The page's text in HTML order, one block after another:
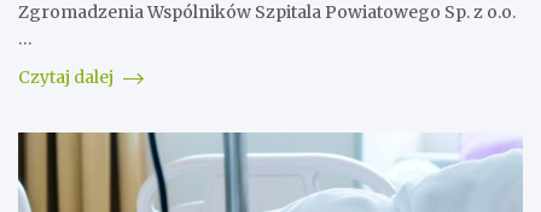
Zgromadzenia Wspólników Szpitala Powiatowego Sp. z o.o.
…
Czytaj dalej